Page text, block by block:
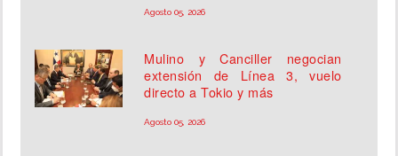
Agosto 05, 2026
Mulino y Canciller negocian
extensión de Línea 3, vuelo
directo a Tokio y más
Agosto 05, 2026